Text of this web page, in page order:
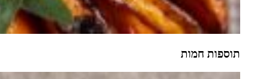
תוספות חמות